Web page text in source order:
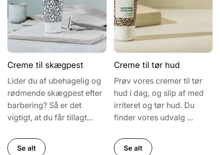
Creme til skægpest
Lider du af ubehagelig og
rødmende skægpest efter
barbering? Så er det
vigtigt, at du får tillagt...
Se alt
Creme til tør hud
Prøv vores cremer til tør
hud i dag, og slip af med
irriteret og tør hud. Du
finder vores udvalg ...
Se alt